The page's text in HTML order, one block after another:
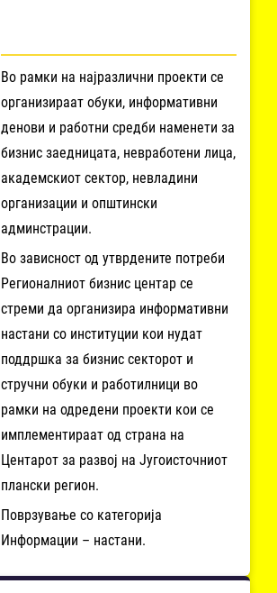
Во рамки на најразлични проекти се
организираат обуки, информативни
денови и работни средби наменети за
бизнис заедницата, невработени лица,
академскиот сектор, невладини
организации и општински
админстрации.
Во зависност од утврдените потреби
Регионалниот бизнис центар се
стреми да организира информативни
настани со институции кои нудат
поддршка за бизнис секторот и
стручни обуки и работилници во
рамки на одредени проекти кои се
имплементираат од страна на
Центарот за развој на Југоисточниот
плански регион.
Поврзување со категорија
Информации – настани.